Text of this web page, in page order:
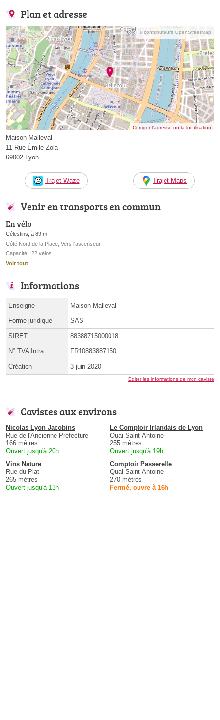
Plan et adresse
© contributeurs OpenStreetMap
Corriger l’adresse ou la localisation
Maison Malleval
11 Rue Émile Zola
69002 Lyon
Trajet Waze Trajet Maps
Venir en transports en commun
En vélo
Célestins, à 89 m
Côté Nord de la Place, Vers l'ascenseur
Capacité : 22 vélos
Voir tout
Informations
Enseigne Maison Malleval
Forme juridique SAS
SIRET 88388715000018
N° TVA Intra. FR10883887150
Création 3 juin 2020
Éditer les informations de mon caviste
Cavistes aux environs
Nicolas Lyon Jacobins
Rue de l'Ancienne Préfecture
166 mètres
Ouvert jusqu'à 20h
Le Comptoir Irlandais de Lyon
Quai Saint-Antoine
255 mètres
Ouvert jusqu'à 19h
Vins Nature
Rue du Plat
265 mètres
Ouvert jusqu'à 13h
Comptoir Passerelle
Quai Saint-Antoine
270 mètres
Fermé, ouvre à 16h